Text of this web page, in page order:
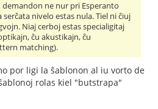
ne nur pri Esperanto
nivelo estas nula. Tiel ni ĉiuj
Niaj cerboj estas specialigitaj
ĉu akustikajn, ĉu
matching).
por ligi la ŝablonon al iu vorto de
rolas kiel "butstrapa"